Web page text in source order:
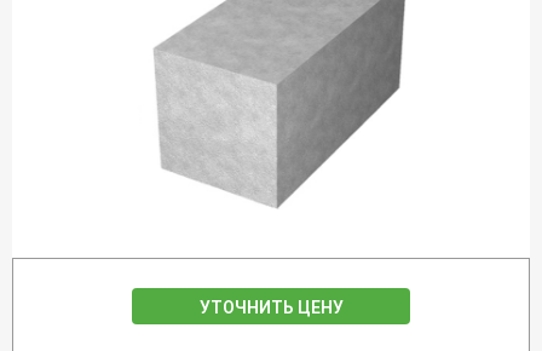
УТОЧНИТЬ ЦЕНУ